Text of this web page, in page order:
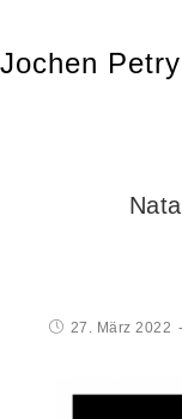
Jochen Petry
27. März 2022